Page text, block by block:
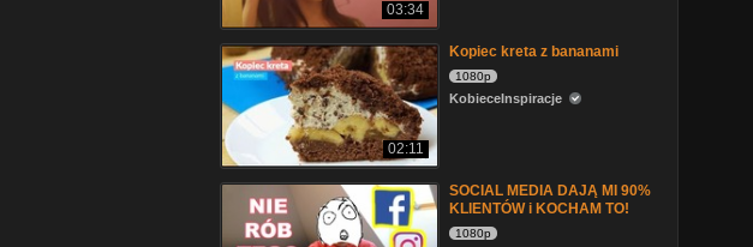
03:34
02:11
Kopiec kreta z bananami
1080p
KobieceInspiracje
SOCIAL MEDIA DAJĄ MI 90%
KLIENTÓW i KOCHAM TO!
1080p